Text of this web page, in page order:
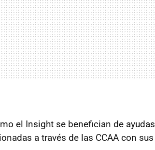
el Insight se benefician de ayudas
a través de las CCAA con sus